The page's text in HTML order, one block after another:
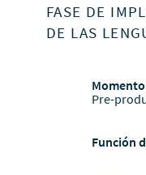
FASE DE
DE LAS
Pre-
Función